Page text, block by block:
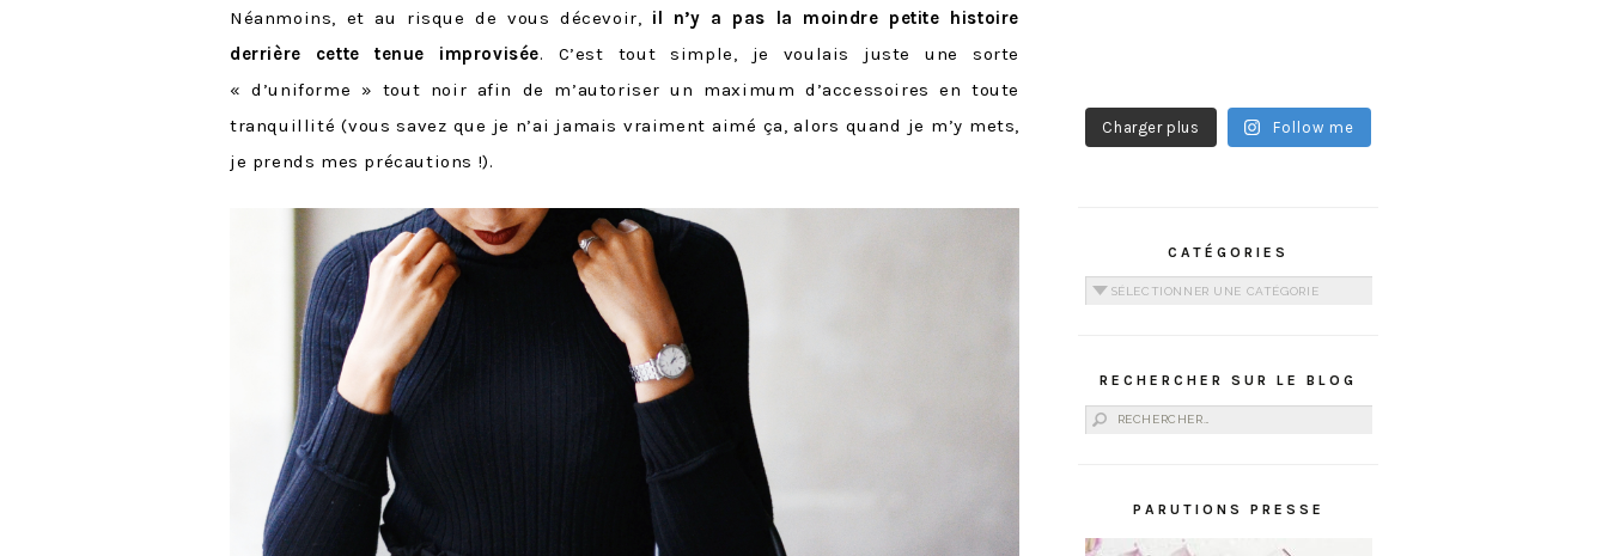
Néanmoins, et au risque de vous décevoir, il n’y a pas la moindre petite histoire
derrière cette tenue improvisée. C’est tout simple, je voulais juste une sorte
« d’uniforme » tout noir afin de m’autoriser un maximum d’accessoires en toute
tranquillité (vous savez que je n’ai jamais vraiment aimé ça, alors quand je m’y mets,
je prends mes précautions !).
Charger plus Follow me
CATÉGORIES
Catégories
RECHERCHER SUR LE BLOG
Rechercher :
PARUTIONS PRESSE